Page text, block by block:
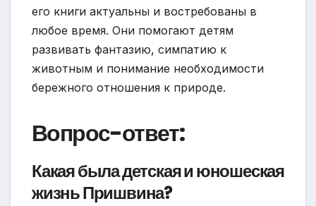
его книги актуальны и востребованы в
любое время. Они помогают детям
развивать фантазию, симпатию к
животным и понимание необходимости
бережного отношения к природе.
Вопрос-ответ:
Какая была детская и юношеская
жизнь Пришвина?